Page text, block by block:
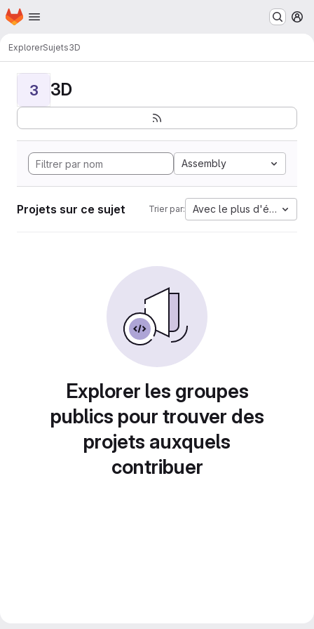
Passer au contenu principal
Page d'accueil
ExplorerSujets3D
3 3D
Assembly
Projets sur ce sujet Trier par: Avec le plus d'étoiles
Explorer les groupes
publics pour trouver des
projets auxquels
contribuer